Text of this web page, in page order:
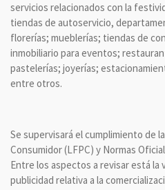
servicios relacionados con la
tiendas de autoservicio,
florerías; mueblerías; tiendas de
inmobiliario para eventos;
pastelerías; joyerías;
entre otros.
Se supervisará el cumplimiento de
Consumidor (LFPC) y Normas
Entre los aspectos a revisar está la
publicidad relativa a la